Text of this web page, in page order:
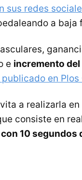
sus redes
a baja
e incremento
en Plos
a realizarla
consiste en
10 segundos